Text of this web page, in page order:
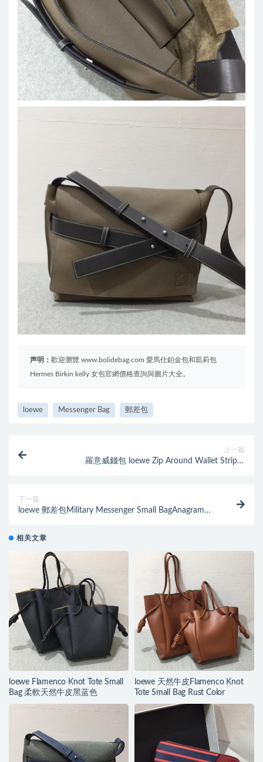
声明： 歡迎瀏覽 www.bolidebag.com 愛馬仕鉑金包和凱莉包
Hermes Birkin kelly 女包官網價格查詢與圖片大全。
loewe Messenger Bag 郵差包
上一篇
羅意威錢包 loewe Zip Around Wallet Stripes
下一篇
loewe 郵差包Military Messenger Small BagAnagram壓
相关文章
loewe Flamenco Knot Tote Small
Bag 柔軟天然牛皮黑蓝色
loewe 天然牛皮Flamenco Knot
Tote Small Bag Rust Color